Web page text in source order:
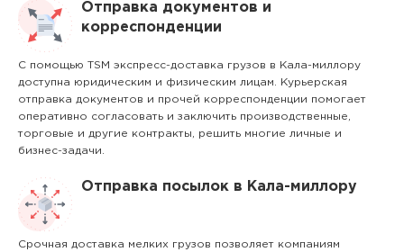
Отправка документов и
корреспонденции
С помощью TSM экспресс-доставка грузов в Кала-миллору
доступна юридическим и физическим лицам. Курьерская
отправка документов и прочей корреспонденции помогает
оперативно согласовать и заключить производственные,
торговые и другие контракты, решить многие личные и
бизнес-задачи.
Отправка посылок в Кала-миллору
Срочная доставка мелких грузов позволяет компаниям